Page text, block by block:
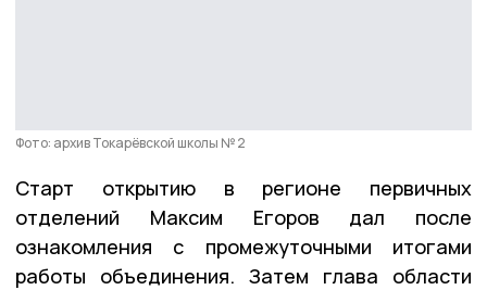
Фото: архив Токарёвской школы № 2
Старт открытию в регионе первичных
отделений Максим Егоров дал после
ознакомления с промежуточными итогами
работы объединения. Затем глава области